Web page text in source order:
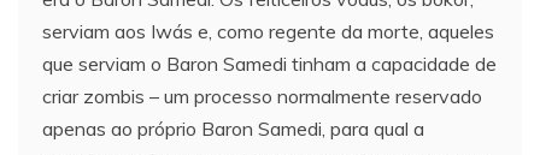
serviam aos Iwás e, como regente da morte, aqueles
que serviam o Baron Samedi tinham a capacidade de
criar zombis – um processo normalmente reservado
apenas ao próprio Baron Samedi, para qual a